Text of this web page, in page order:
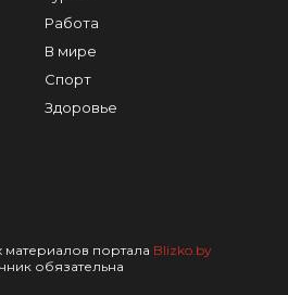
Работа
В мире
Спорт
Здоровье
портала Blizko.by
обязательна